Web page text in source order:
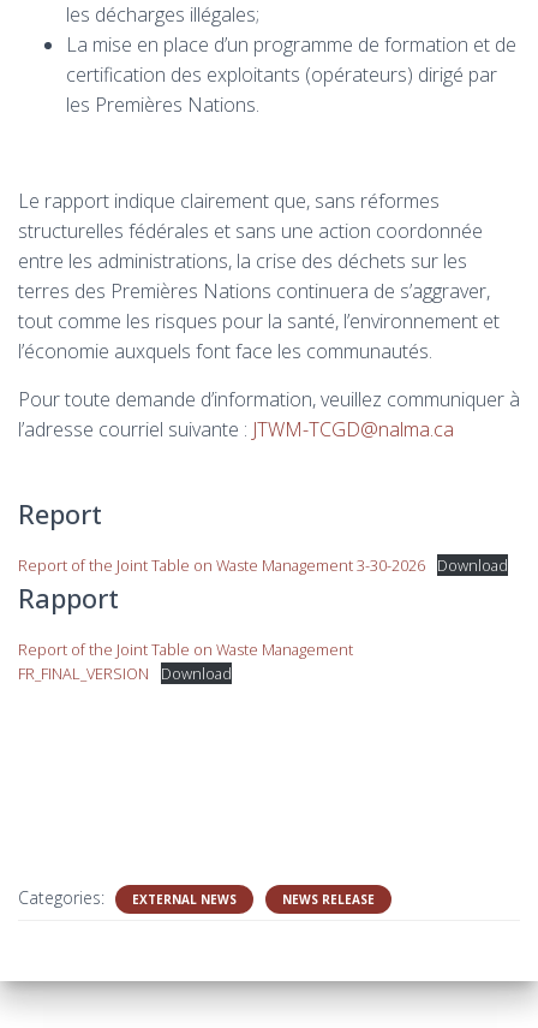
les décharges illégales;
La mise en place d’un programme de formation et de
certification des exploitants (opérateurs) dirigé par
les Premières Nations.
Le rapport indique clairement que, sans réformes
structurelles fédérales et sans une action coordonnée
entre les administrations, la crise des déchets sur les
terres des Premières Nations continuera de s’aggraver,
tout comme les risques pour la santé, l’environnement et
l’économie auxquels font face les communautés.
Pour toute demande d’information, veuillez communiquer à
l’adresse courriel suivante : JTWM-TCGD@nalma.ca
Report
Report of the Joint Table on Waste Management 3-30-2026 Download
Rapport
Report of the Joint Table on Waste Management
FR_FINAL_VERSION
Download
Categories: EXTERNAL NEWS NEWS RELEASE